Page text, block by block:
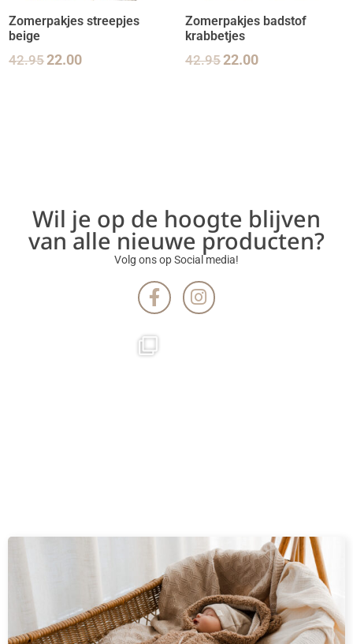
Zomerpakjes streepjes
beige
42.9522.00
Zomerpakjes badstof
krabbetjes
42.9522.00
Wil je op de hoogte blijven
van alle nieuwe producten?
Volg ons op Social media!